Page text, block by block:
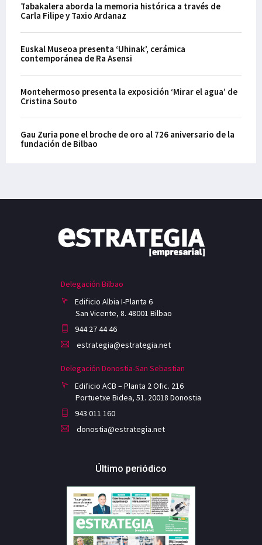
Tabakalera aborda la memoria histórica a través de
Carla Filipe y Taxio Ardanaz
Euskal Museoa presenta ‘Uhinak’, cerámica
contemporánea de Ra Asensi
Montehermoso presenta la exposición ‘Mirar el agua’ de
Cristina Souto
Gau Zuria pone el broche de oro al 726 aniversario de la
fundación de Bilbao
Delegación Bilbao
Edificio Albia I-Planta 6
San Vicente, 8. 48001 Bilbao
944 27 44 46
estrategia@estrategia.net
Delegación Donostia-San Sebastian
Edificio ACB – Planta 2 Ofic. 216
Portuetxe Bidea, 51. 20018 Donostia
943 011 160
donostia@estrategia.net
Último periódico